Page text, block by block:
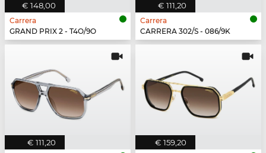
€ 148,00
Carrera
GRAND PRIX 2 - T4O/9O
€ 111,20
Carrera
CARRERA 302/S - 086/9K
€ 111,20 € 159,20